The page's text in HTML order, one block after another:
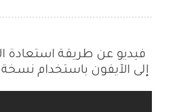
فيديو عن طريقة استعادة
إلى الآيفون باستخدام نسخة